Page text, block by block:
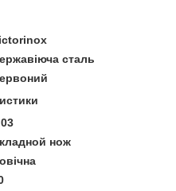
сталь
нож